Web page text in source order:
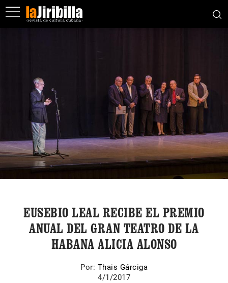
EUSEBIO LEAL RECIBE EL PREMIO
ANUAL DEL GRAN TEATRO DE LA
HABANA ALICIA ALONSO
Por: Thais Gárciga
4/1/2017